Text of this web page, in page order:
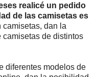
realicé un pedido
de las camisetas es
camisetas, dan la
de distintos
diferentes modelos de